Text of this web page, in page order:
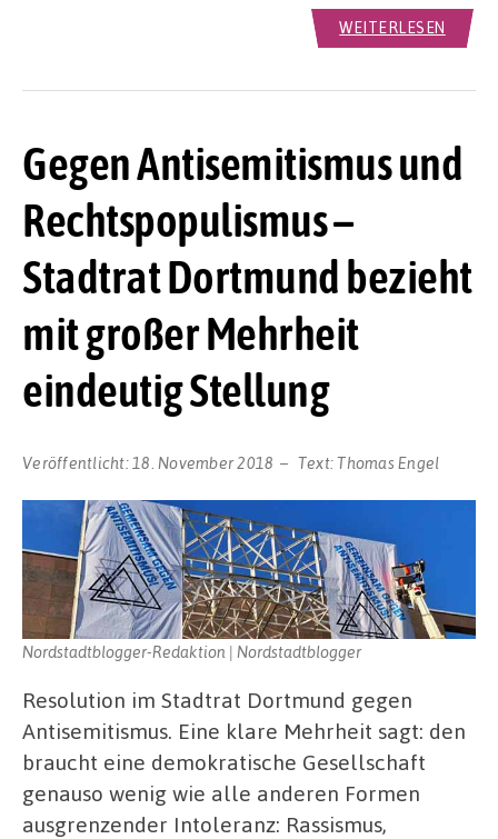
WEITERLESEN
Gegen Antisemitismus und
Rechtspopulismus –
Stadtrat Dortmund bezieht
mit großer Mehrheit
eindeutig Stellung
Veröffentlicht: 18. November 2018 Text:Thomas Engel
Nordstadtblogger-Redaktion | Nordstadtblogger
Resolution im Stadtrat Dortmund gegen
Antisemitismus. Eine klare Mehrheit sagt: den
braucht eine demokratische Gesellschaft
genauso wenig wie alle anderen Formen
ausgrenzender Intoleranz: Rassismus,